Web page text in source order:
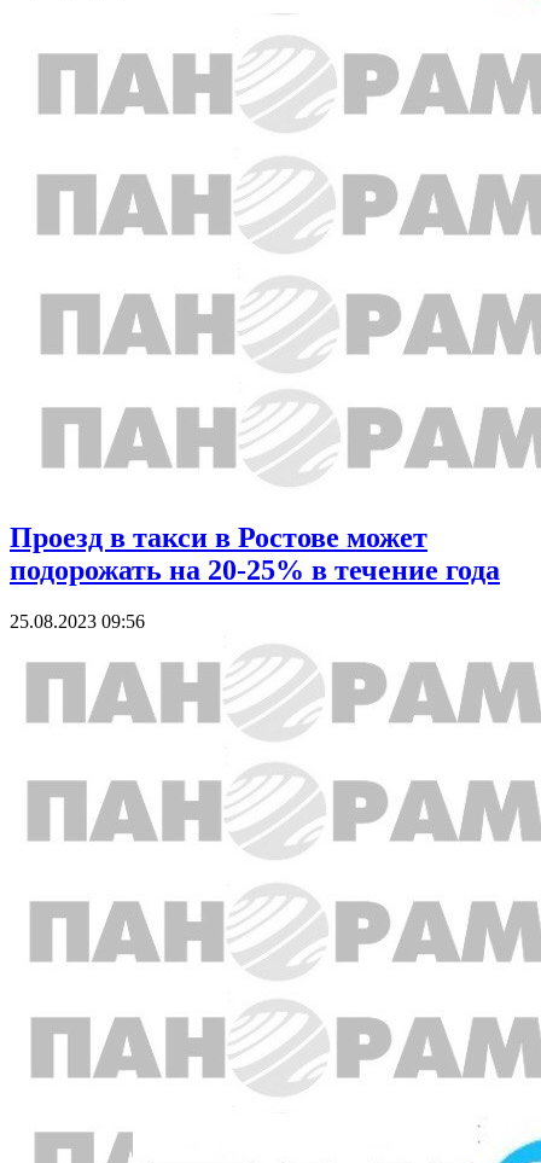
Проезд в такси в Ростове может
подорожать на 20-25% в течение года
25.08.2023 09:56